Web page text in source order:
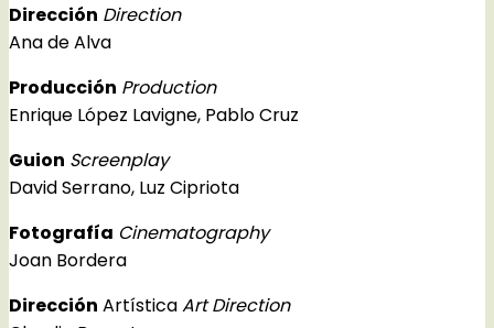
Dirección Direction
Ana de Alva
Producción Production
Enrique López Lavigne, Pablo Cruz
Guion Screenplay
David Serrano, Luz Cipriota
Fotografía Cinematography
Joan Bordera
Dirección ArtísticaArt Direction